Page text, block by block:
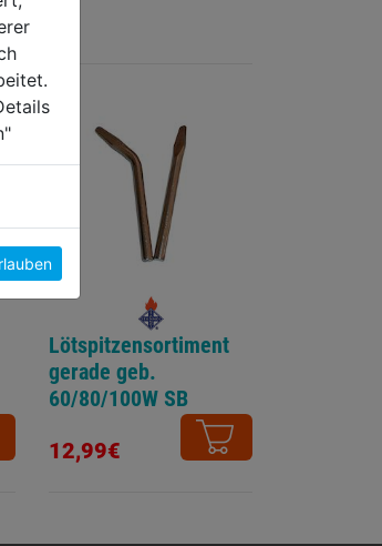
Lötspitzensortiment
gerade geb.
60/80/100W SB
12,99€